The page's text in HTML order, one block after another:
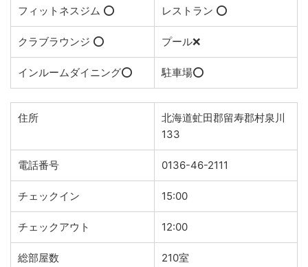
フィットネスジム ⭕️ レストラン ⭕️
クラブラウンジ ⭕️ プール❌
インルームダイニング⭕️ 駐車場⭕️
住所
北海道虻田郡留寿郡村泉川
133
電話番号 0136-46-2111
チェックイン 15:00
チェックアウト 12:00
総部屋数 210室